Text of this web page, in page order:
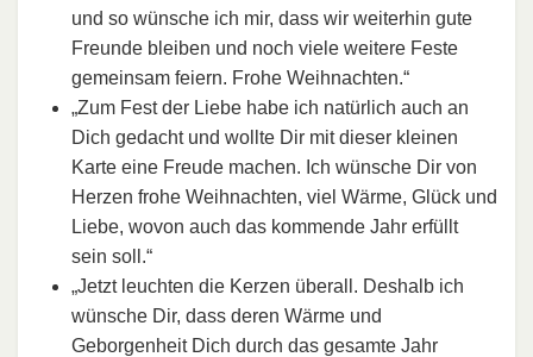
und so wünsche ich mir, dass wir weiterhin gute
Freunde bleiben und noch viele weitere Feste
gemeinsam feiern. Frohe Weihnachten.“
„Zum Fest der Liebe habe ich natürlich auch an
Dich gedacht und wollte Dir mit dieser kleinen
Karte eine Freude machen. Ich wünsche Dir von
Herzen frohe Weihnachten, viel Wärme, Glück und
Liebe, wovon auch das kommende Jahr erfüllt
sein soll.“
„Jetzt leuchten die Kerzen überall. Deshalb ich
wünsche Dir, dass deren Wärme und
Geborgenheit Dich durch das gesamte Jahr